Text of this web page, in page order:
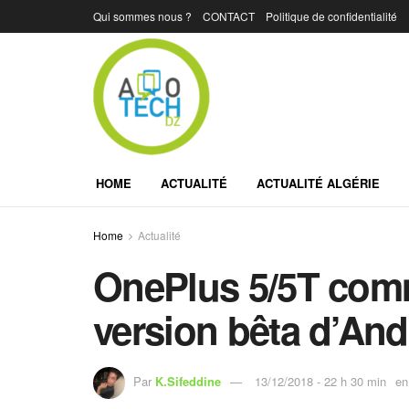
Qui sommes nous ? CONTACT Politique de confidentialité
HOME ACTUALITÉ ACTUALITÉ ALGÉRIE
Home Actualité
OnePlus 5/5T
version bêta
Par K.Sifeddine 13/12/2018 - 22 h 30 min en